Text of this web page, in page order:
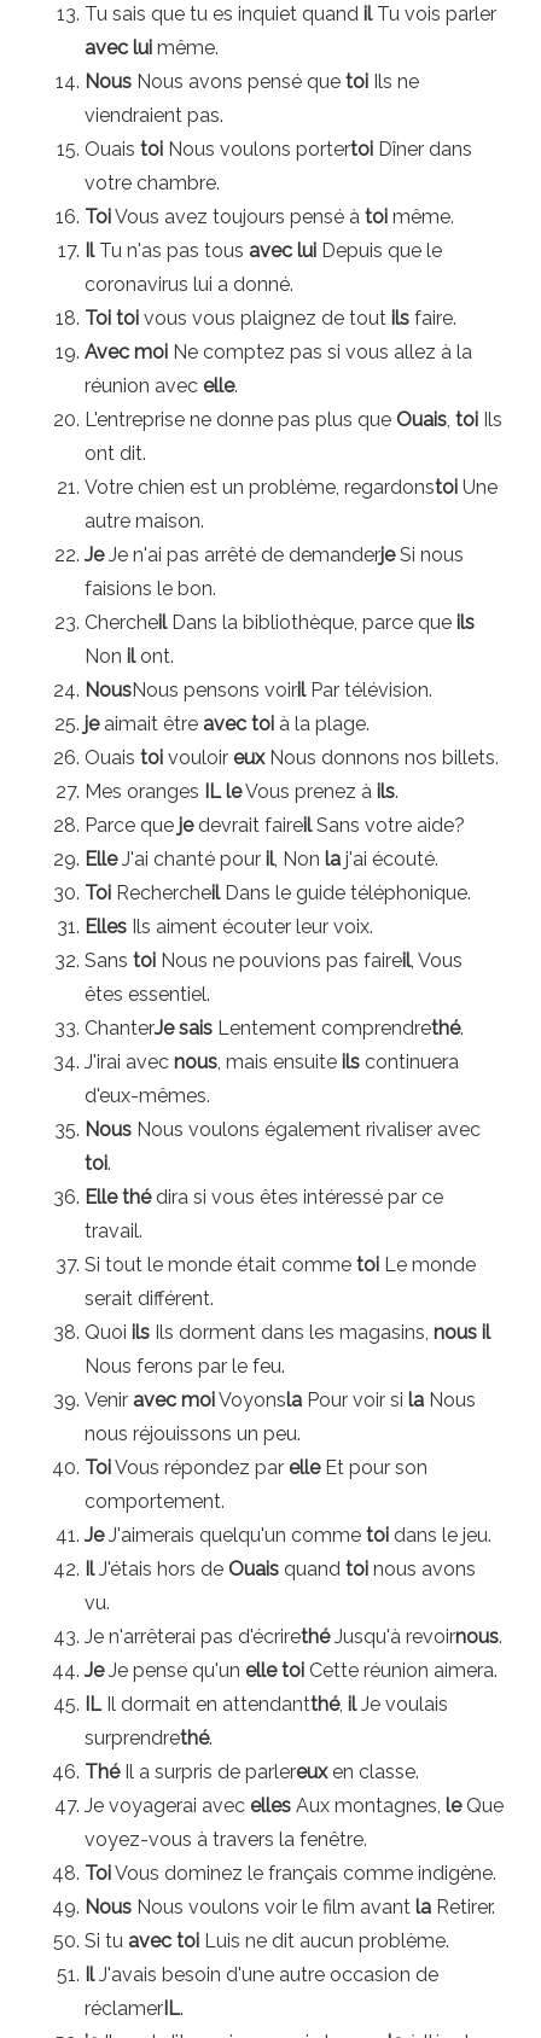
Tu sais que tu es inquiet quand ilTu vois parler
avec lui même.
Nous Nous avons pensé que toi Ils ne
viendraient pas.
Ouais toi Nous voulons portertoi Dîner dans
votre chambre.
ToiVous avez toujours pensé à toi même.
IlTu n'as pas tous avec lui Depuis que le
coronavirus lui a donné.
Toi toi vous vous plaignez de tout ils faire.
Avec moi Ne comptez pas si vous allez à la
réunion avec elle.
L'entreprise ne donne pas plus que Ouais toi Ils
ont dit.
Votre chien est un problème, regardonstoi Une
autre maison.
JeJe n'ai pas arrêté de demanderjeSi nous
faisions le bon.
ChercheilDans la bibliothèque, parce que ils
Non ilont.
NousNous pensons voirilPar télévision.
jeaimait être avec toi à la plage.
Ouais toi vouloir euxNous donnons nos billets.
Mes oranges IL leVous prenez à ils.
Parce que jedevrait faireilSans votre aide?
ElleJ'ai chanté pour il, Non la j'ai écouté.
Toi RechercheilDans le guide téléphonique.
Elles Ils aiment écouter leur voix.
Sans toi Nous ne pouvions pas faireil, Vous
êtes essentiel.
ChanterJe sais Lentement comprendrethé.
J'irai avec nous , mais ensuite ils continuera
d'eux-mêmes.
Nous Nous voulons également rivaliser avec
toi.
Elle thédira si vous êtes intéressé par ce
travail.
Si tout le monde était comme toi Le monde
serait différent.
Quoi ils Ils dorment dans les magasins, nous il
Nous ferons par le feu.
Venir avec moiVoyonsla Pour voir si la Nous
nous réjouissons un peu.
ToiVous répondez par elleEt pour son
comportement.
JeJ'aimerais quelqu'un comme toi dans le jeu.
IlJ'étais hors de Ouais quand toi nous avons
vu.
Je n'arrêterai pas d'écrirethéJusqu'à revoirnous.
JeJe pense qu'un elle toi Cette réunion aimera.
ILIl dormait en attendantthé, ilJe voulais
surprendrethé.
ThéIl a surpris de parlereuxen classe.
Je voyagerai avec elles Aux montagnes, leQue
voyez-vous à travers la fenêtre.
ToiVous dominez le français comme indigène.
Nous Nous voulons voir le film avant la Retirer.
Si tu avec toi Luis ne dit aucun problème.
IlJ'avais besoin d'une autre occasion de
réclamerIL.